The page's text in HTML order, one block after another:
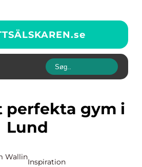
se
Lund
Wallin
Inspiration